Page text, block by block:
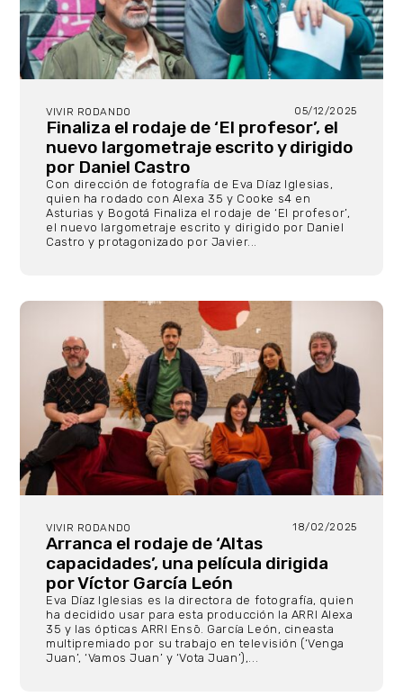
VIVIR RODANDO 05/12/2025
Finaliza el rodaje de ‘El profesor’, el
nuevo largometraje escrito y dirigido
por Daniel Castro
Con dirección de fotografía de Eva Díaz Iglesias,
quien ha rodado con Alexa 35 y Cooke s4 en
Asturias y Bogotá Finaliza el rodaje de ‘El profesor’,
el nuevo largometraje escrito y dirigido por Daniel
Castro y protagonizado por Javier...
VIVIR RODANDO 18/02/2025
Arranca el rodaje de ‘Altas
capacidades’, una película dirigida
por Víctor García León
Eva Díaz Iglesias es la directora de fotografía, quien
ha decidido usar para esta producción la ARRI Alexa
35 y las ópticas ARRI Ensō. García León, cineasta
multipremiado por su trabajo en televisión (‘Venga
Juan’, ‘Vamos Juan’ y ‘Vota Juan’),...